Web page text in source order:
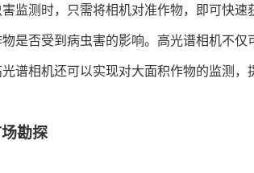
监测时，只需将相机对准作物，即可快
是否受到病虫害的影响。高光谱相机不
谱相机还可以实现对大面积作物的监测，
勘探